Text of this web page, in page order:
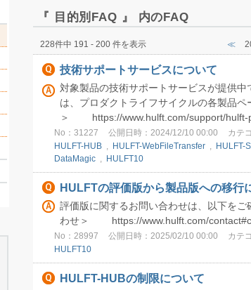
『 目的別FAQ 』 内のFAQ
228件中 191 - 200 件を表示 ≪
技術サポートサービスについて
対象製品の技術サポートサービスが提供
は、プロダクトライフサイクルの各製品
＞ https://www.hulft.com/support/hulft-
No：31227 公開日時：2024/12/10 00:00 カテ
HULFT-HUB , HULFT-WebFileTransfer , HULFT-
DataMagic , HULFT10
HULFTの評価版から製品版への移行
評価版に関するお問い合わせは、以下を
わせ＞ https://www.hulft.com/
No：28997 公開日時：2025/02/10 00:00 カテ
HULFT10
HULFT-HUBの制限について